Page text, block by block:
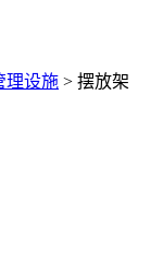
理设施 > 摆放架